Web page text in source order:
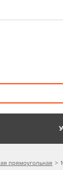
прямоугольная